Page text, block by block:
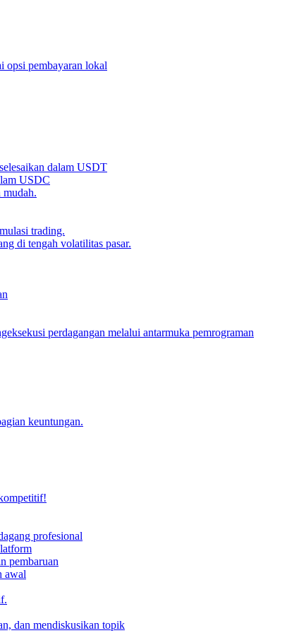
opsi pembayaran lokal
dalam USDT
USDC
mudah.
trading.
di tengah volatilitas pasar.
perdagangan melalui antarmuka pemrograman
keuntungan.
profesional
pembaruan
awal
dan mendiskusikan topik